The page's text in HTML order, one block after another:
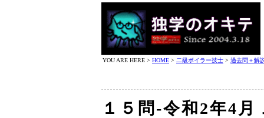
YOU ARE HERE > HOME > 二級ボイラー技士 > 過去問＋解
１５問‐令和2年4